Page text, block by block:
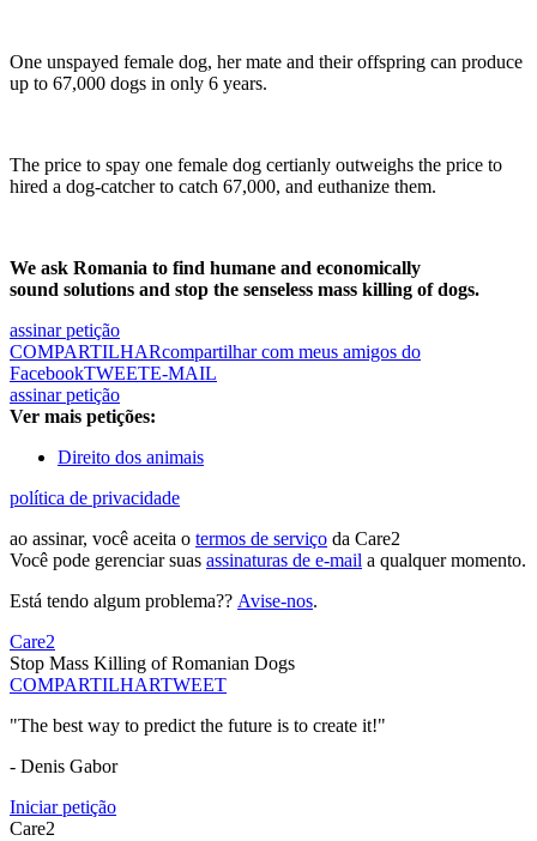
One unspayed female dog, her mate and their offspring can produce
up to 67,000 dogs in only 6 years.
The price to spay one female dog certianly outweighs the price to
hired a dog-catcher to catch 67,000, and euthanize them.
We ask Romania to find humane and economically
sound solutions and stop the senseless mass killing of dogs.
assinar petição
COMPARTILHARcompartilhar com meus amigos do
FacebookTWEETE-MAIL
assinar petição
Ver mais petições:
Direito dos animais
política de privacidade
ao assinar, você aceita o termos de serviço da Care2
Você pode gerenciar suas assinaturas de e-mail a qualquer momento.
Está tendo algum problema?? Avise-nos.
Care2
Stop Mass Killing of Romanian Dogs
COMPARTILHARTWEET
"The best way to predict the future is to create it!"
- Denis Gabor
Iniciar petição
Care2